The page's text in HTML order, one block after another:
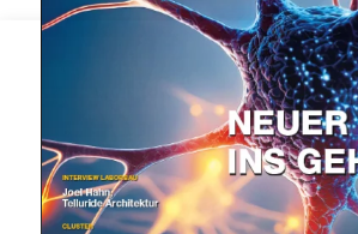
Mit dem |transkript-